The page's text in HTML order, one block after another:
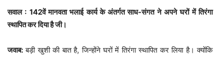
सवाल : 142वें मानवता भलाई कार्य के अंतर्गत साध-संगत ने अपने घरों में तिरंगा
स्थापित कर दिया है जी।
जवाब: बड़ी खुशी की बात है, जिन्होंने घरों में तिरंगा स्थापित कर लिया है। क्योंकि